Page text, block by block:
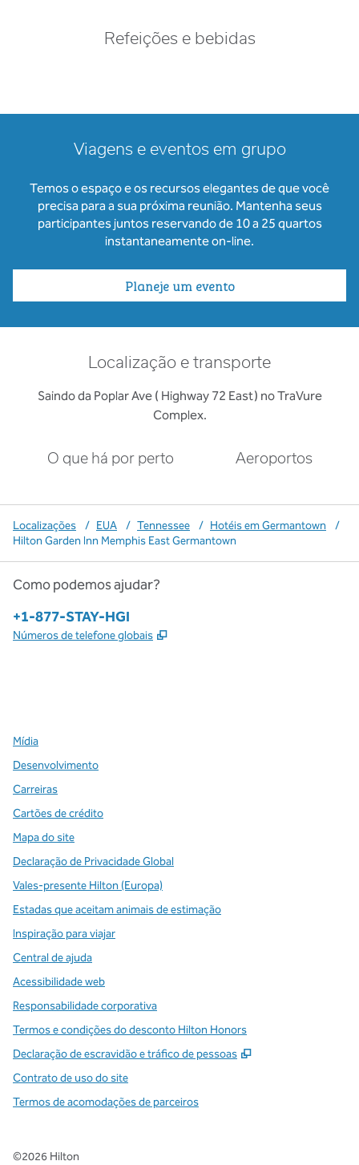
Refeições e bebidas
Viagens e eventos em grupo
Temos o espaço e os recursos elegantes de que você
precisa para a sua próxima reunião. Mantenha seus
participantes juntos reservando de 10 a 25 quartos
instantaneamente on-line.
Planeje um evento
Localização e transporte
Saindo da Poplar Ave ( Highway 72 East) no TraVure
Complex.
O que há por perto Aeroportos
Localizações / EUA / Tennessee / Hotéis em Germantown
/
Hilton Garden Inn Memphis East Germantown
Como podemos ajudar?
Telefone:
+1-877-STAY-HGI
Números de telefone globais ,
Mídia
Desenvolvimento
Carreiras
Cartões de crédito
Mapa do site
Declaração de Privacidade Global
Vales-presente Hilton (Europa)
Estadas que aceitam animais de estimação
Inspiração para viajar
Central de ajuda
Acessibilidade web
Responsabilidade corporativa
Termos e condições do desconto Hilton Honors
Declaração de escravidão e tráfico de pessoas
,
Contrato de uso do site
Termos de acomodações de parceiros
©2026 Hilton